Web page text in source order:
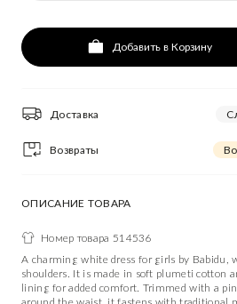
Добавить в Корзину
Доставка
Возвраты
ОПИСАНИЕ ТОВАРА
Номер товара 514536
A charming white dress for girls by Babidu,
shoulders. It is made in soft plumeti cotton
lining for added comfort. Trimmed with a